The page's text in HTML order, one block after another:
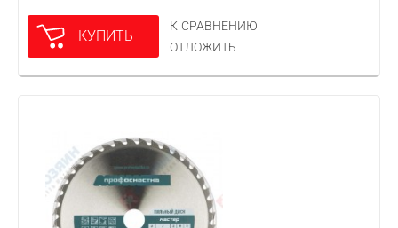
КУПИТЬ
К СРАВНЕНИЮ
ОТЛОЖИТЬ